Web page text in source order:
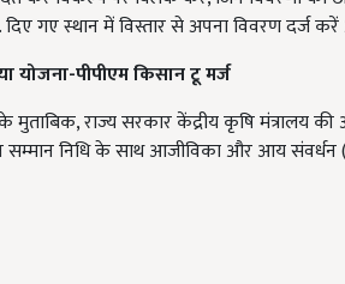
दिए गए स्थान में विस्तार से अपना विवरण
योजना-पीपीएम किसान टू मर्ज
मुताबिक, राज्य सरकार केंद्रीय कृषि मंत्रालय
सम्मान निधि के साथ आजीविका और आय संवर्धन